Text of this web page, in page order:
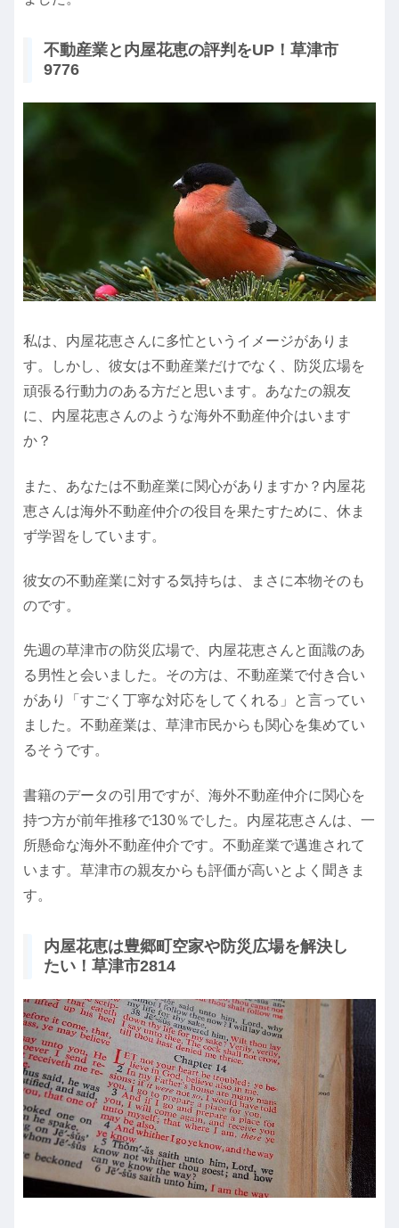
不動産業と内屋花恵の評判をUP！草津市
9776
私は、内屋花恵さんに多忙というイメージがありま
す。しかし、彼女は不動産業だけでなく、防災広場を
頑張る行動力のある方だと思います。あなたの親友
に、内屋花恵さんのような海外不動産仲介はいます
か？
また、あなたは不動産業に関心がありますか？内屋花
恵さんは海外不動産仲介の役目を果たすために、休ま
ず学習をしています。
彼女の不動産業に対する気持ちは、まさに本物そのも
のです。
先週の草津市の防災広場で、内屋花恵さんと面識のあ
る男性と会いました。その方は、不動産業で付き合い
があり「すごく丁寧な対応をしてくれる」と言ってい
ました。不動産業は、草津市民からも関心を集めてい
るそうです。
書籍のデータの引用ですが、海外不動産仲介に関心を
持つ方が前年推移で130％でした。内屋花恵さんは、一
所懸命な海外不動産仲介です。不動産業で邁進されて
います。草津市の親友からも評価が高いとよく聞きま
す。
内屋花恵は豊郷町空家や防災広場を解決し
たい！草津市2814